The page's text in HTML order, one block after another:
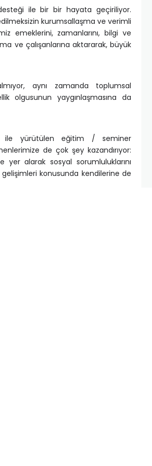
ile bir bir hayata geçiriliyor.
kurumsallaşma ve verimli
emeklerini, zamanlarını, bilgi ve
ve çalışanlarına aktararak, büyük
aynı zamanda toplumsal
olgusunun yaygınlaşmasına da
ile yürütülen eğitim / seminer
de çok şey kazandırıyor:
alarak sosyal sorumluluklarını
konusunda kendilerine de